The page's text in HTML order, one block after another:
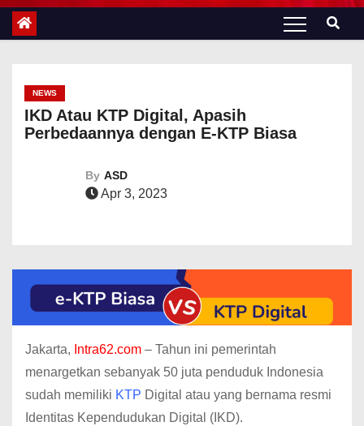
NEWS
IKD Atau KTP Digital, Apasih
Perbedaannya dengan E-KTP Biasa
By ASD
Apr 3, 2023
Jakarta, Intra62.com – Tahun ini pemerintah
menargetkan sebanyak 50 juta penduduk Indonesia
sudah memiliki KTP Digital atau yang bernama resmi
Identitas Kependudukan Digital (IKD).